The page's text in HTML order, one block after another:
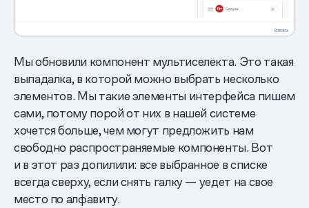
Мы обновили компонент мультиселекта. Это такая
выпадалка, в которой можно выбрать несколько
элементов. Мы такие элементы интерфейса пишем
сами, потому порой от них в нашей системе
хочется больше, чем могут предложить нам
свободно распространяемые компоненты. Вот
и в этот раз допилили: все выбранное в списке
всегда сверху, если снять галку — уедет на свое
место по алфавиту.